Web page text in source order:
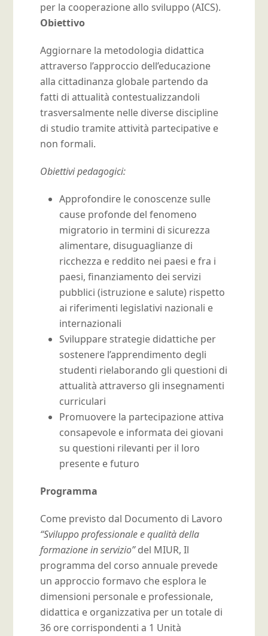
per la cooperazione allo sviluppo (AICS).
Obiettivo
Aggiornare la metodologia didattica
attraverso l’approccio dell’educazione
alla cittadinanza globale partendo da
fatti di attualità contestualizzandoli
trasversalmente nelle diverse discipline
di studio tramite attività partecipative e
non formali.
Obiettivi pedagogici:
Approfondire le conoscenze sulle
cause profonde del fenomeno
migratorio in termini di sicurezza
alimentare, disuguaglianze di
ricchezza e reddito nei paesi e fra i
paesi, finanziamento dei servizi
pubblici (istruzione e salute) rispetto
ai riferimenti legislativi nazionali e
internazionali
Sviluppare strategie didattiche per
sostenere l’apprendimento degli
studenti rielaborando gli questioni di
attualità attraverso gli insegnamenti
curriculari
Promuovere la partecipazione attiva
consapevole e informata dei giovani
su questioni rilevanti per il loro
presente e futuro
Programma
Come previsto dal Documento di Lavoro
“Sviluppo professionale e qualità della
formazione in servizio”del MIUR, Il
programma del corso annuale prevede
un approccio formavo che esplora le
dimensioni personale e professionale,
didattica e organizzativa per un totale di
36 ore corrispondenti a 1 Unità